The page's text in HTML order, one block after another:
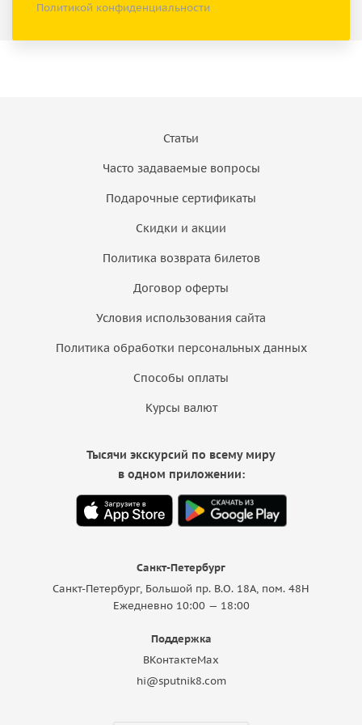
Политикой конфиденциальности
Статьи
Часто задаваемые вопросы
Подарочные сертификаты
Скидки и акции
Политика возврата билетов
Договор оферты
Условия использования сайта
Политика обработки персональных данных
Способы оплаты
Курсы валют
Санкт-Петербург
Санкт-Петербург, Большой пр. В.О. 18A, пом. 48Н
Ежедневно 10:00 — 18:00
Поддержка
ВКонтактеMax
hi@sputnik8.com
Тысячи экскурсий по всему миру
в одном приложении: